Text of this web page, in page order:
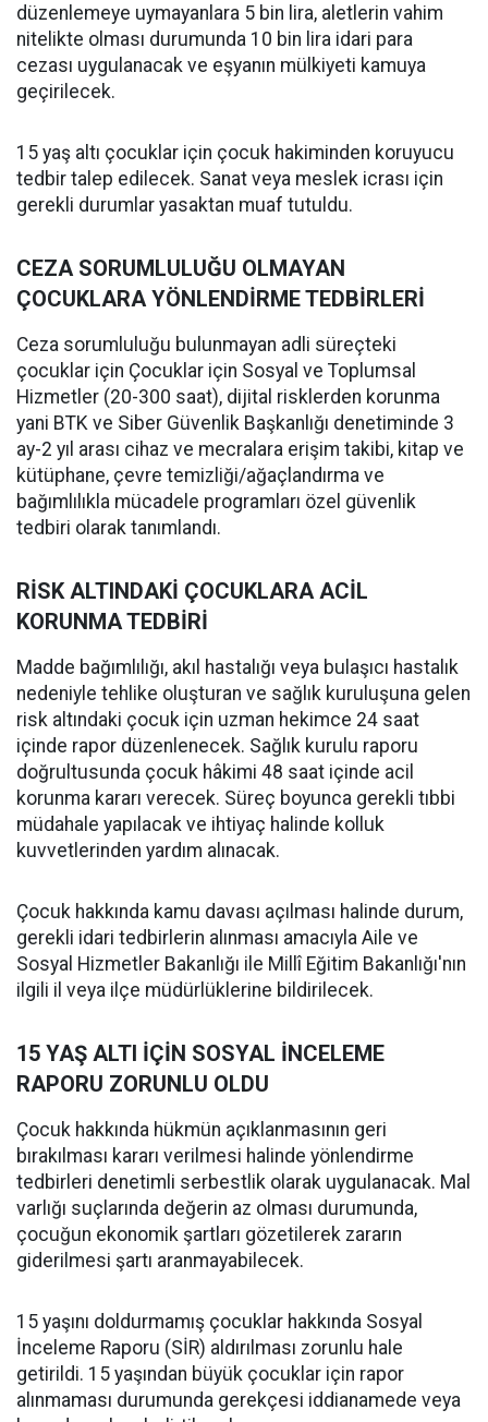
düzenlemeye uymayanlara 5 bin lira, aletlerin vahim
nitelikte olması durumunda 10 bin lira idari para
cezası uygulanacak ve eşyanın mülkiyeti kamuya
geçirilecek.
15 yaş altı çocuklar için çocuk hakiminden koruyucu
tedbir talep edilecek. Sanat veya meslek icrası için
gerekli durumlar yasaktan muaf tutuldu.
CEZA SORUMLULUĞU OLMAYAN
ÇOCUKLARA YÖNLENDİRME TEDBİRLERİ
Ceza sorumluluğu bulunmayan adli süreçteki
çocuklar için Çocuklar için Sosyal ve Toplumsal
Hizmetler (20-300 saat), dijital risklerden korunma
yani BTK ve Siber Güvenlik Başkanlığı denetiminde 3
ay-2 yıl arası cihaz ve mecralara erişim takibi, kitap ve
kütüphane, çevre temizliği/ağaçlandırma ve
bağımlılıkla mücadele programları özel güvenlik
tedbiri olarak tanımlandı.
RİSK ALTINDAKİ ÇOCUKLARA ACİL
KORUNMA TEDBİRİ
Madde bağımlılığı, akıl hastalığı veya bulaşıcı hastalık
nedeniyle tehlike oluşturan ve sağlık kuruluşuna gelen
risk altındaki çocuk için uzman hekimce 24 saat
içinde rapor düzenlenecek. Sağlık kurulu raporu
doğrultusunda çocuk hâkimi 48 saat içinde acil
korunma kararı verecek. Süreç boyunca gerekli tıbbi
müdahale yapılacak ve ihtiyaç halinde kolluk
kuvvetlerinden yardım alınacak.
Çocuk hakkında kamu davası açılması halinde durum,
gerekli idari tedbirlerin alınması amacıyla Aile ve
Sosyal Hizmetler Bakanlığı ile Millî Eğitim Bakanlığı'nın
ilgili il veya ilçe müdürlüklerine bildirilecek.
15 YAŞ ALTI İÇİN SOSYAL İNCELEME
RAPORU ZORUNLU OLDU
Çocuk hakkında hükmün açıklanmasının geri
bırakılması kararı verilmesi halinde yönlendirme
tedbirleri denetimli serbestlik olarak uygulanacak. Mal
varlığı suçlarında değerin az olması durumunda,
çocuğun ekonomik şartları gözetilerek zararın
giderilmesi şartı aranmayabilecek.
15 yaşını doldurmamış çocuklar hakkında Sosyal
İnceleme Raporu (SİR) aldırılması zorunlu hale
getirildi. 15 yaşından büyük çocuklar için rapor
alınmaması durumunda gerekçesi iddianamede veya